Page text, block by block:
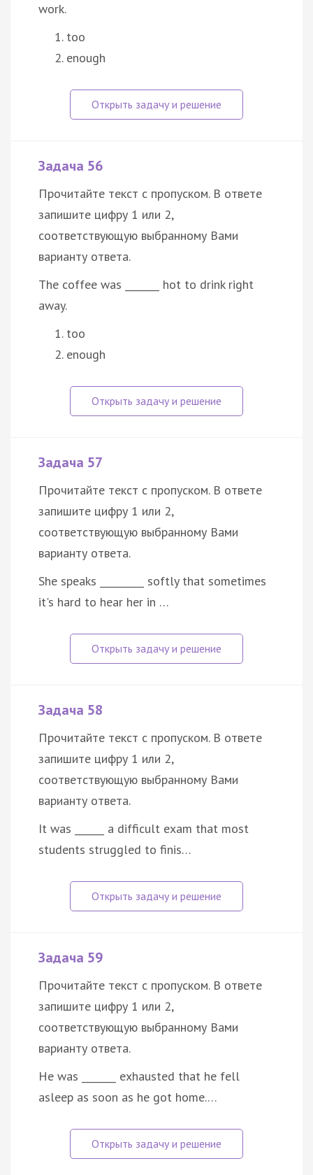
work.
too
enough
Задача 56
Прочитайте текст с пропуском. В ответе
запишите цифру 1 или 2,
соответствующую выбранному Вами
варианту ответа.
The coffee was _______ hot to drink right
away.
too
enough
Задача 57
Прочитайте текст с пропуском. В ответе
запишите цифру 1 или 2,
соответствующую выбранному Вами
варианту ответа.
She speaks _________ softly that sometimes
it's hard to hear her in …
Задача 58
Прочитайте текст с пропуском. В ответе
запишите цифру 1 или 2,
соответствующую выбранному Вами
варианту ответа.
It was ______ a difficult exam that most
students struggled to finis…
Задача 59
Прочитайте текст с пропуском. В ответе
запишите цифру 1 или 2,
соответствующую выбранному Вами
варианту ответа.
He was _______ exhausted that he fell
asleep as soon as he got home.…